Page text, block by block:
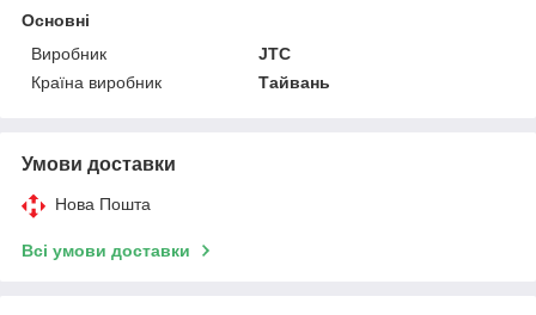
Основні
Виробник
JTC
Країна виробник
Тайвань
Умови доставки
Нова Пошта
Всі умови доставки